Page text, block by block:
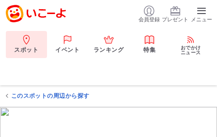
会員登録 プレゼント メニュー
スポット イベント ランキング 特集
おでかけ
ニュース
このスポットの周辺から探す